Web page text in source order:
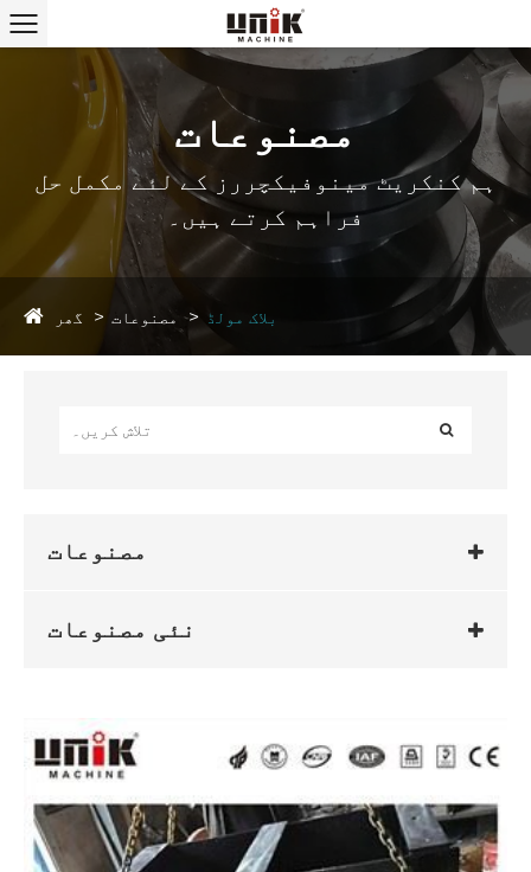
مصنوعات
ہم کنکریٹ مینوفیکچررز کے لئے مکمل حل
فراہم کرتے ہیں۔
گھر مصنوعات بلاک مولڈ
مصنوعات
نئی مصنوعات